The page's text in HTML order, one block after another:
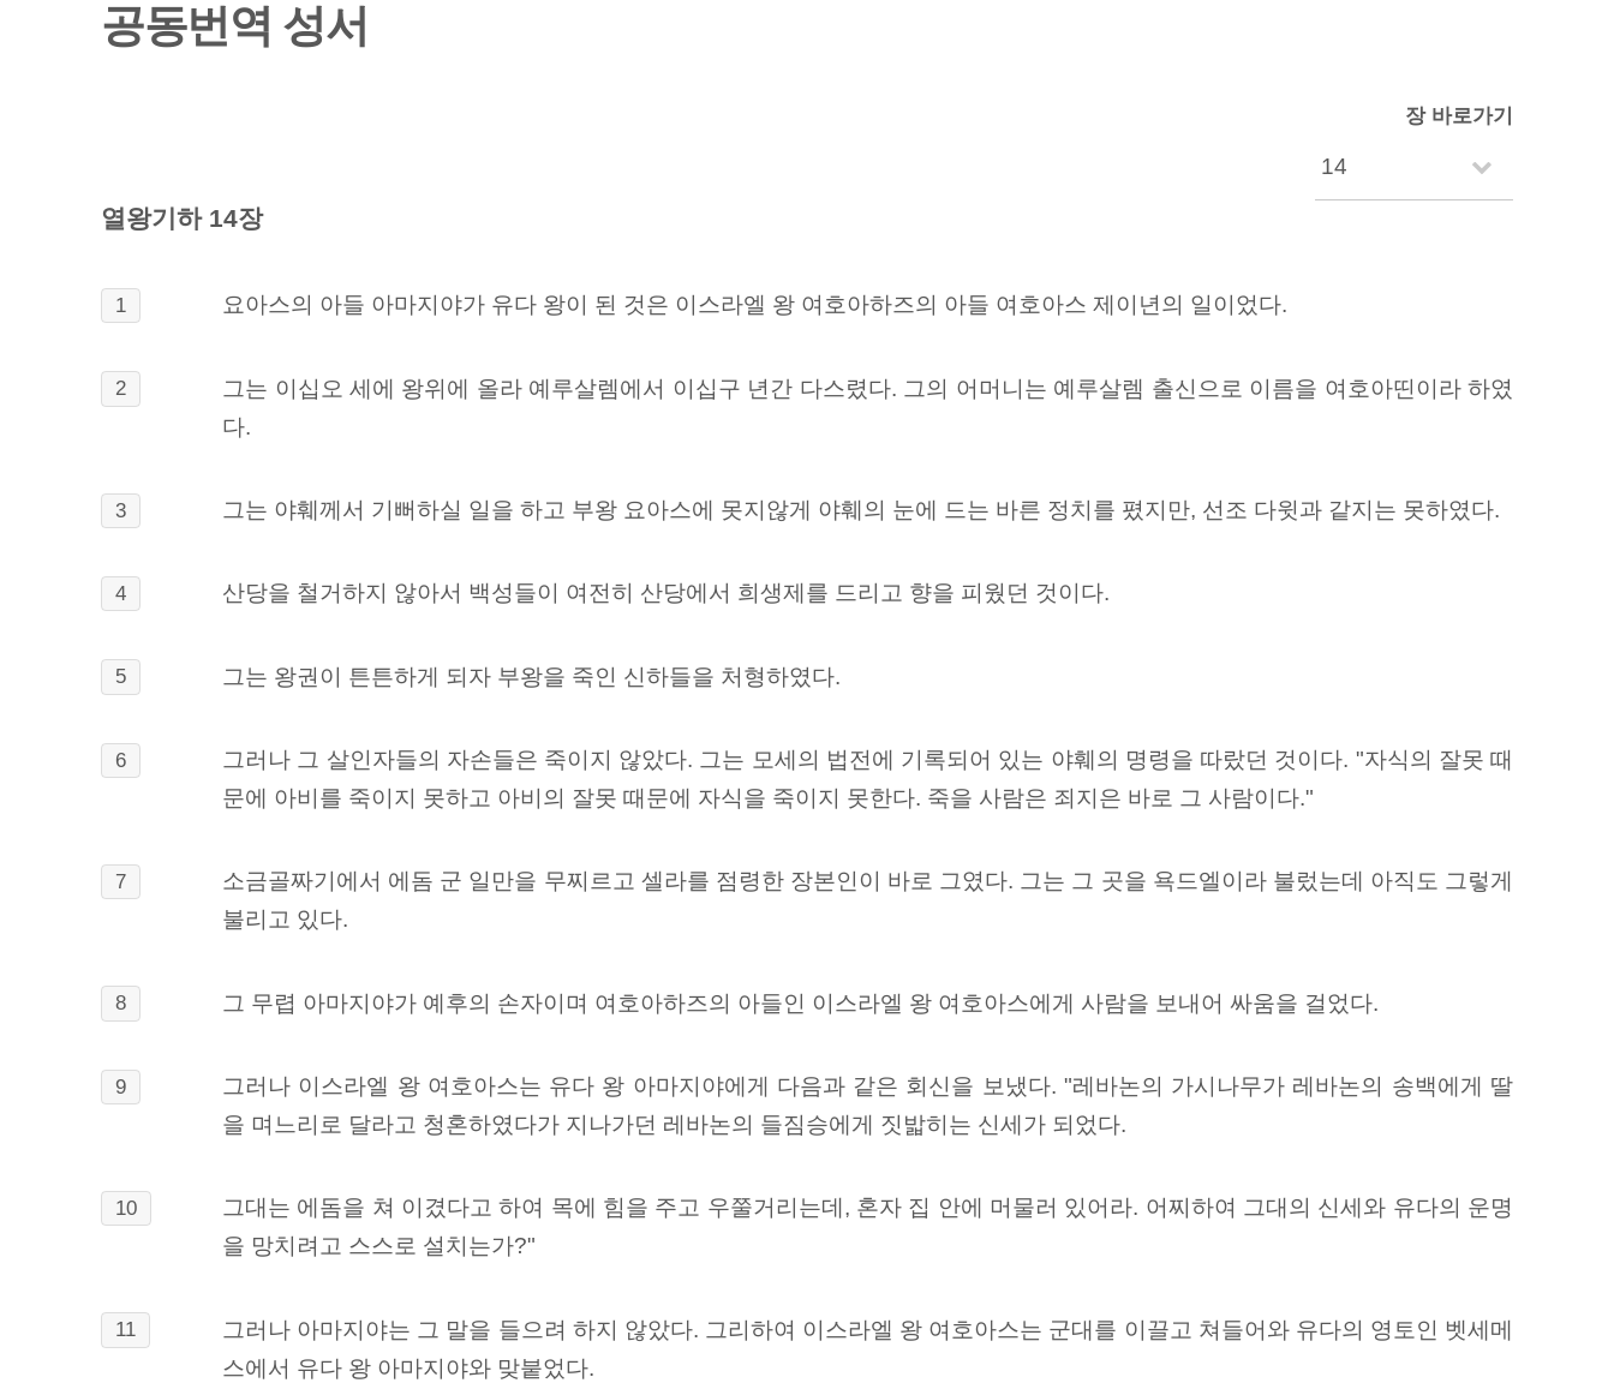
공동번역 성서
장 바로가기
열왕기하 14장
1 요아스의 아들 아마지야가 유다 왕이 된 것은 이스라엘 왕 여호아하즈의 아들 여호아스 제이년의 일이었다.
2
그는 이십오 세에 왕위에 올라 예루살렘에서 이십구 년간 다스렸다. 그의 어머니는 예루살렘 출신으로 이름을 여호아띤이라 하였
다.
3 그는 야훼께서 기뻐하실 일을 하고 부왕 요아스에 못지않게 야훼의 눈에 드는 바른 정치를 폈지만, 선조 다윗과 같지는 못하였다.
4 산당을 철거하지 않아서 백성들이 여전히 산당에서 희생제를 드리고 향을 피웠던 것이다.
5 그는 왕권이 튼튼하게 되자 부왕을 죽인 신하들을 처형하였다.
6
그러나 그 살인자들의 자손들은 죽이지 않았다. 그는 모세의 법전에 기록되어 있는 야훼의 명령을 따랐던 것이다. "자식의 잘못 때
문에 아비를 죽이지 못하고 아비의 잘못 때문에 자식을 죽이지 못한다. 죽을 사람은 죄지은 바로 그 사람이다."
7
소금골짜기에서 에돔 군 일만을 무찌르고 셀라를 점령한 장본인이 바로 그였다. 그는 그 곳을 욕드엘이라 불렀는데 아직도 그렇게
불리고 있다.
8 그 무렵 아마지야가 예후의 손자이며 여호아하즈의 아들인 이스라엘 왕 여호아스에게 사람을 보내어 싸움을 걸었다.
9
그러나 이스라엘 왕 여호아스는 유다 왕 아마지야에게 다음과 같은 회신을 보냈다. "레바논의 가시나무가 레바논의 송백에게 딸
을 며느리로 달라고 청혼하였다가 지나가던 레바논의 들짐승에게 짓밟히는 신세가 되었다.
10
그대는 에돔을 쳐 이겼다고 하여 목에 힘을 주고 우쭐거리는데, 혼자 집 안에 머물러 있어라. 어찌하여 그대의 신세와 유다의 운명
을 망치려고 스스로 설치는가?"
11
그러나 아마지야는 그 말을 들으려 하지 않았다. 그리하여 이스라엘 왕 여호아스는 군대를 이끌고 쳐들어와 유다의 영토인 벳세메
스에서 유다 왕 아마지야와 맞붙었다.